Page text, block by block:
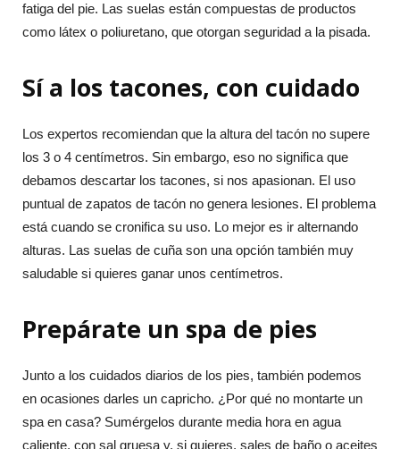
fatiga del pie. Las suelas están compuestas de productos
como látex o poliuretano, que otorgan seguridad a la pisada.
Sí a los tacones, con cuidado
Los expertos recomiendan que la altura del tacón no supere
los 3 o 4 centímetros. Sin embargo, eso no significa que
debamos descartar los tacones, si nos apasionan. El uso
puntual de zapatos de tacón no genera lesiones. El problema
está cuando se cronifica su uso. Lo mejor es ir alternando
alturas. Las suelas de cuña son una opción también muy
saludable si quieres ganar unos centímetros.
Prepárate un spa de pies
Junto a los cuidados diarios de los pies, también podemos
en ocasiones darles un capricho. ¿Por qué no montarte un
spa en casa? Sumérgelos durante media hora en agua
caliente, con sal gruesa y, si quieres, sales de baño o aceites